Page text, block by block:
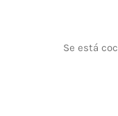
Se está